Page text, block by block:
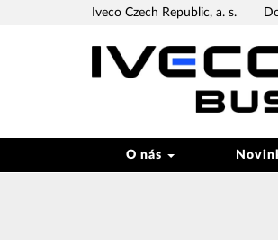
Iveco Czech Republic, a. s.
O nás